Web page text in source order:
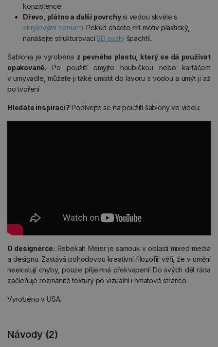
konzistence.
Dřevo, plátno a další povrchysi vedou skvěle s
akrylovými barvami. Pokud chcete mít motiv plastický,
nanášejte strukturovací3D pastyšpachtlí.
Šablona je vyrobena z pevného plastu, který se dá používat
opakovaně. Po použití omyjte houbičkou nebo kartáčem
v umyvadle, můžete ji také umístit do lavoru s vodou a umýt ji až
po tvoření.
Hledáte inspiraci? Podívejte se na použití šablony ve videu:
O designérce: Rebekah Meier je samouk v oblasti mixed media
a designu. Zastává pohodovou kreativní filozofii: věří, že v umění
neexistují chyby, pouze příjemná překvapení! Do svých děl ráda
začleňuje rozmanité textury po vizuální i hmatové stránce.
Vyrobeno v USA.
Návody (2)